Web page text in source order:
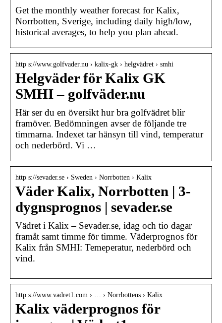
Get the monthly weather forecast for Kalix,
Norrbotten, Sverige, including daily high/low,
historical averages, to help you plan ahead.
http s://www.golfvader.nu › kalix-gk › helgvädret › smhi
Helgväder för Kalix GK
SMHI – golfväder.nu
Här ser du en översikt hur bra golfvädret blir
framöver. Bedömningen avser de följande tre
timmarna. Indexet tar hänsyn till vind, temperatur
och nederbörd. Vi …
http s://sevader.se › Sweden › Norrbotten › Kalix
Väder Kalix, Norrbotten | 3-
dygnsprognos | sevader.se
Vädret i Kalix – Sevader.se, idag och tio dagar
framåt samt timme för timme. Väderprognos för
Kalix från SMHI: Temeperatur, nederbörd och
vind.
http s://www.vadret1.com › … › Norrbottens › Kalix
Kalix väderprognos för